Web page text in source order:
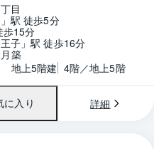
目
駅 徒歩5分
歩15分
子」駅 徒歩16分
築
地上5階建 4階／地上5階
に入り 詳細
1 / 0 間取り